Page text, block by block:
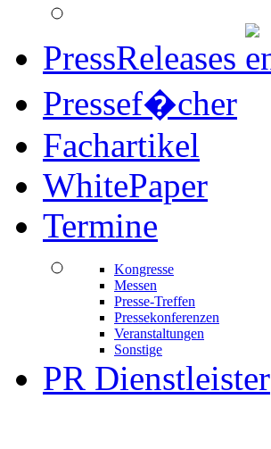
PressReleases
Pressef�cher
Fachartikel
WhitePaper
Termine
Kongresse
Messen
Presse-Treffen
Pressekonferenzen
Veranstaltungen
Sonstige
PR Dienstleister